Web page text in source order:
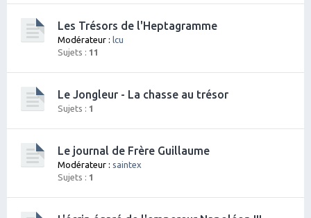
Les Trésors de l'Heptagramme
Modérateur : lcu
Sujets : 11
Le Jongleur - La chasse au trésor
Sujets : 1
Le journal de Frère Guillaume
Modérateur : saintex
Sujets : 1